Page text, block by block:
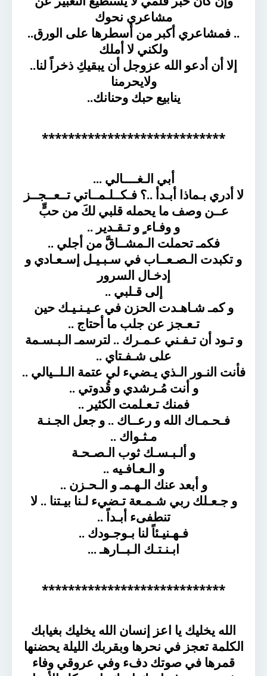
مشاعري نحوك
.. فمشاعري أكبر من أسطرها على الورق..
ولكني لا أملك
إلا أن أدعو الله عزوجل أن يبقيكِ ذخراً لنا..
ولايحرمنا
ينابيع حبك وحنانك..
****************************
أبي الـغــــالي ...
لا أدري بـماذا أبـدأ ..؟ فـكــلـمــاتي تــعــجــز
عــن وصف ما يحمله قلبي لكَ من حبٍّ
و وفـاء ٍ و تـقـدير ..
فكمـ تحملت الـمشــاقَّ من أجلي ..
و تكبدت الـصـعــاب في سـبـيـل إسـعـادي و
إدخـال السرور
إلى قـلبي ..
و كمـ شـاهـدت الحزن في عـيـنـيـك حين
تـعـجز عن جلب ما أحتاج ..
و تـود أن تـفـني عـمـرك .. لترسمـ الـبـسـمة
على شـفـتاي ..
فأنت النـور الـذي يـضيء لي عتمة الـلــيالي ..
و أنت مُـرشدي و قُدوتي ..
فمنك تـعـلمت الكثير ..
فـحـمـاك الله و رعــاك .. و جعل الجـنـة
مـثـواك ..
و ألـبـسـك ثوب الـصـحـة
و الـعـافـيه ..
و أبعد عنك الـهـمـ و الـحـزن ..
و جـعـلك ربي شـمـعة تـضيء لـنا بيـتنا .. لا
تنطفىء أبـداً ..
فـهـنيـئاً لنا بـوجـودك ..
ابـنـتـك الـبــارهـ ...
****************************
الله يخليك يا اعز إنسان الله يخليك بغيابك
الكلمة تعجز في نحرها وبقربك الليلة يحضنها
قمرها في صوتك دفء وفي عروقي وفاء